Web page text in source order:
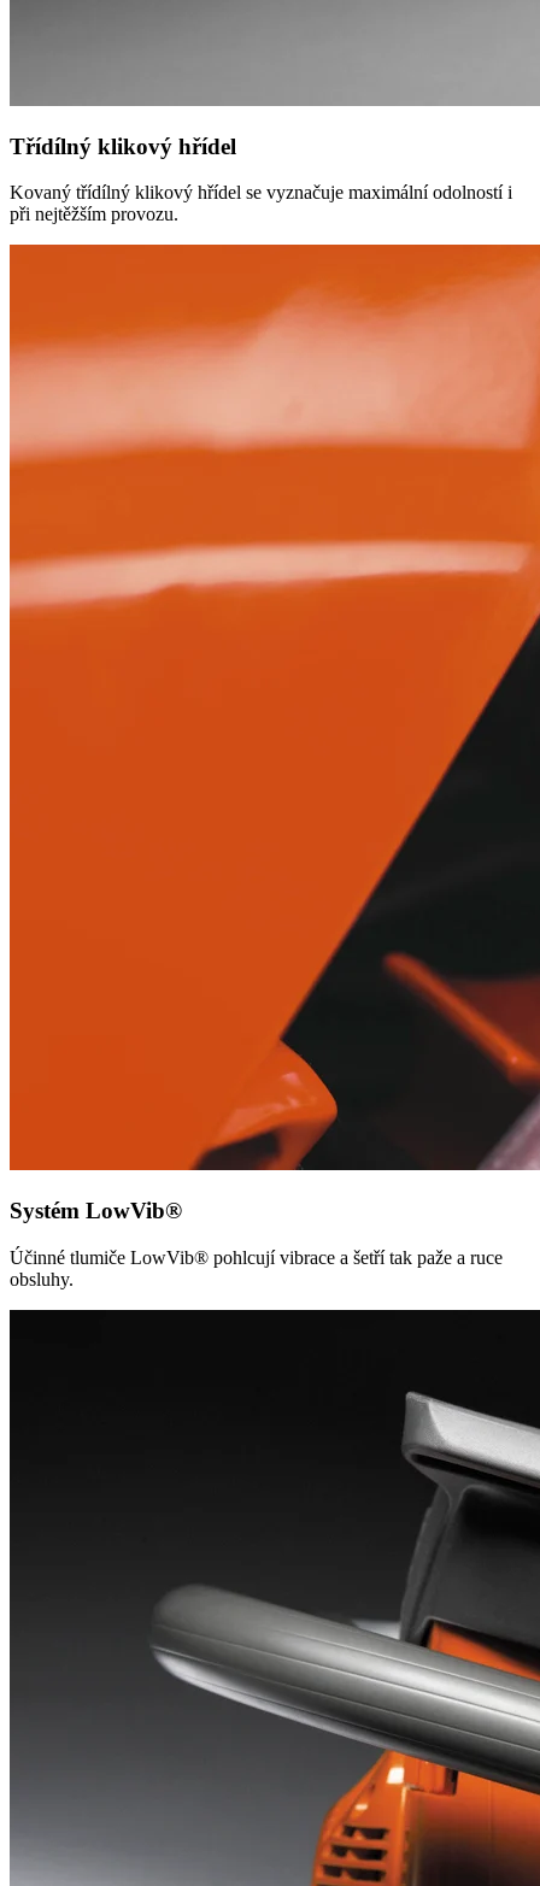
Třídílný klikový hřídel
Kovaný třídílný klikový hřídel se vyznačuje maximální odolností i
při nejtěžším provozu.
Systém LowVib®
Účinné tlumiče LowVib® pohlcují vibrace a šetří tak paže a ruce
obsluhy.